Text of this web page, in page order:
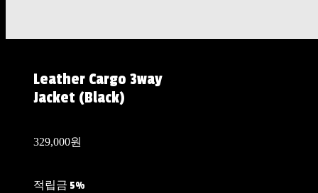
Leather Cargo 3way
Jacket (Black)
329,000원
적립금 5%